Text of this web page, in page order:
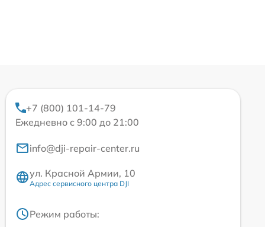
+7 (800) 101-14-79
Ежедневно с 9:00 до 21:00
info@dji-repair-center.ru
ул. Красной Армии, 10
Адрес сервисного центра DJI
Режим работы: